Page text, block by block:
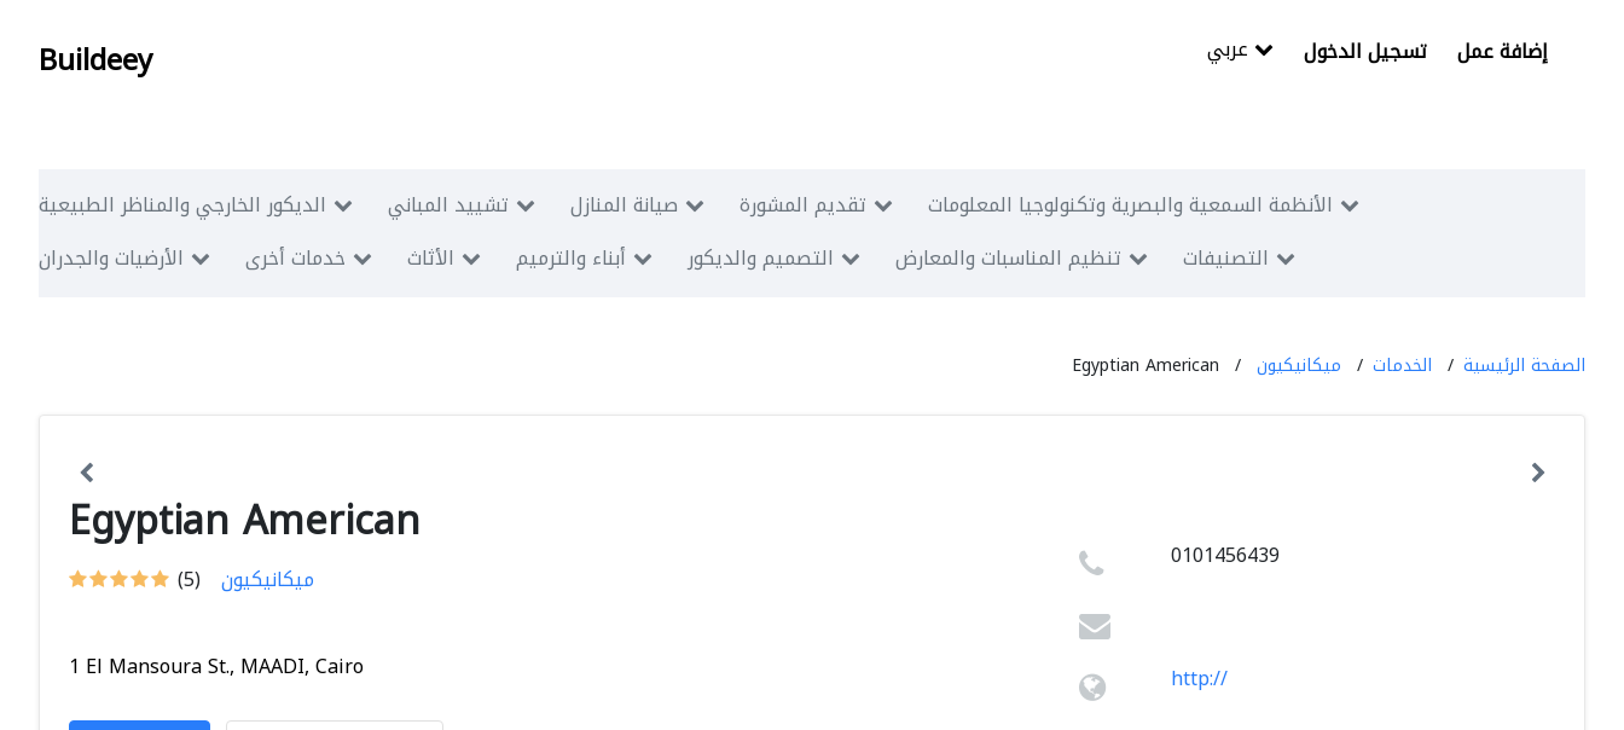
Buildeey تسجيل الدخول إضافة عمل
الديكور الخارجي والمناظر الطبيعية تشييد المباني صيانة المنازل تقديم المشورة
الأنظمة السمعية والبصرية وتكنولوجيا المعلومات
الأرضيات والجدران
خدمات أخرى الأثاث أبناء والترميم التصميم والديكور تنظيم المناسبات والمعارض التصنيفات
الصفحة الرئيسية الخدمات ميكانيكيون Egyptian American
Egyptian American
(5) ميكانيكيون
1 El Mansoura St., MAADI, Cairo
0101456439
http://